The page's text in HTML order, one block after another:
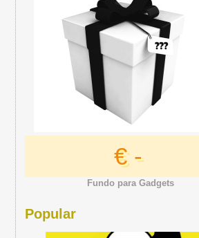
€ -
Fundo para Gadgets
Popular